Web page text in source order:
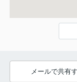
メールで共有